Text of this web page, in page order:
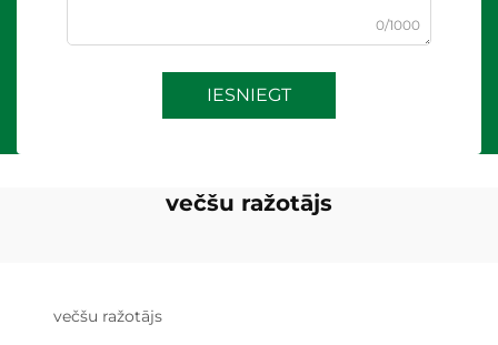
0/1000
IESNIEGT
večšu ražotājs
večšu ražotājs